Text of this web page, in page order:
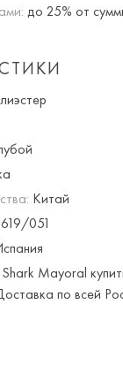
до 25% от
Китай
051
Mayoral
по всей
и